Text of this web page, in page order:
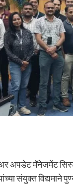
अपडेट मॅनेजमेंट
संयुक्त विद्यमाने